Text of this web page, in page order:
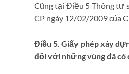
Cũng tại Điều 5 Thông tư
CP ngày 12/02/2009 của
Điều 5. Giấy phép xây
đối với những vùng đã